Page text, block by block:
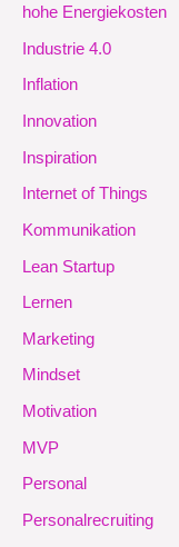
hohe Energiekosten
Industrie 4.0
Inflation
Innovation
Inspiration
Internet of Things
Kommunikation
Lean Startup
Lernen
Marketing
Mindset
Motivation
MVP
Personal
Personalrecruiting